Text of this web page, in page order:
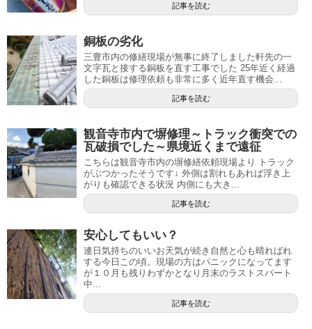
記事を読む
銅板の劣化
三豊市内の修繕現場が無事に終了しました軒先の一
文字瓦と接する銅板を直す工事でした 25年近く経過
した銅板は修理依頼も非常に多く近年直す機会...
記事を読む
観音寺市内で塀修理～トラック衝突での
瓦破損でした～県境近くまで遠征
こちらは観音寺市内の塀修繕依頼現場より トラック
がぶつかったそうです↓ 外側は割れもあれば浮き上
がりも確認できる状況 内側にも大き...
記事を読む
安心してもいい？
連日気持ちのいいお天気が続き自然と心も晴ればれ
する今日この頃。現場の方はパニックになってます
が１０月も残りわずかとなり月末のラストスパート
中...
記事を読む